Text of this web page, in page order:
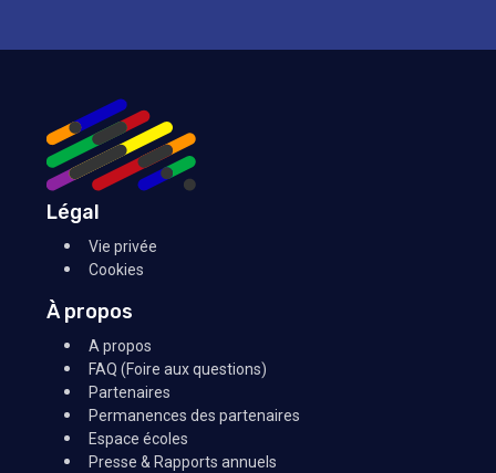
Légal
Vie privée
Cookies
À propos
A propos
FAQ (Foire aux questions)
Partenaires
Permanences des partenaires
Espace écoles
Presse & Rapports annuels